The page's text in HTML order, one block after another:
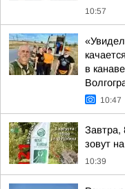
10:57
в
10:47
Завтра,
зовут
10:39